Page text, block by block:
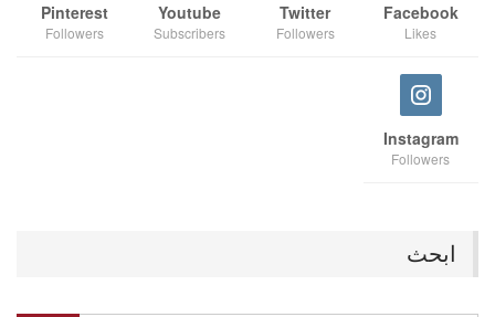
Facebook
Likes
Twitter
Followers
Youtube
Subscribers
Pinterest
Followers
Instagram
Followers
ابحث